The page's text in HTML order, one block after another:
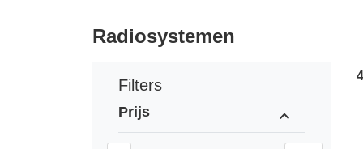
Radiosystemen
Filters
Prijs expand_less